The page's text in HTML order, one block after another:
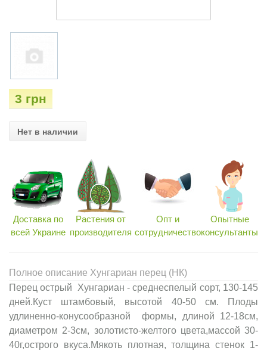
3 грн
Нет в наличии
Доставка по
всей Украине
Растения от
производителя
Опт и
сотрудничество
Опытные
консультанты
Полное описание Хунгариан перец (НК)
Перец острый Хунгариан - среднеспелый сорт, 130-145
дней.Куст штамбовый, высотой 40-50 см. Плоды
удлиненно-конусообразной формы, длиной 12-18см,
диаметром 2-3см, золотисто-желтого цвета,массой 30-
40г,острого вкуса.Мякоть плотная, толщина стенок 1-